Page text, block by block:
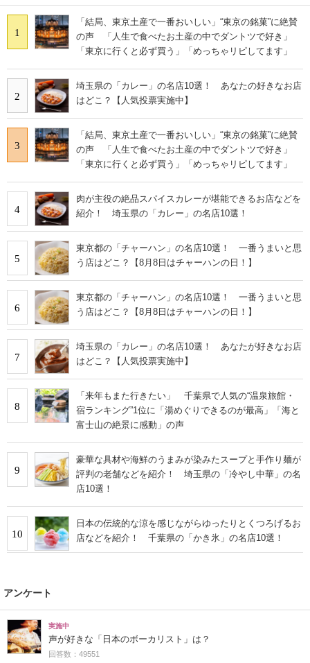
1
「結局、東京土産で一番おいしい」“東京の銘菓”に絶賛
の声 「人生で食べたお土産の中でダントツで好き」
「東京に行くと必ず買う」「めっちゃリピしてます」
2
埼玉県の「カレー」の名店10選！ あなたの好きなお店
はどこ？【人気投票実施中】
3
「結局、東京土産で一番おいしい」“東京の銘菓”に絶賛
の声 「人生で食べたお土産の中でダントツで好き」
「東京に行くと必ず買う」「めっちゃリピしてます」
4
肉が主役の絶品スパイスカレーが堪能できるお店などを
紹介！ 埼玉県の「カレー」の名店10選！
5
東京都の「チャーハン」の名店10選！ 一番うまいと思
う店はどこ？【8月8日はチャーハンの日！】
6
東京都の「チャーハン」の名店10選！ 一番うまいと思
う店はどこ？【8月8日はチャーハンの日！】
7
埼玉県の「カレー」の名店10選！ あなたが好きなお店
はどこ？【人気投票実施中】
8
「来年もまた行きたい」 千葉県で人気の“温泉旅館・
宿ランキング”1位に「湯めぐりできるのが最高」「海と
富士山の絶景に感動」の声
9
豪華な具材や海鮮のうまみが染みたスープと手作り麺が
評判の老舗などを紹介！ 埼玉県の「冷やし中華」の名
店10選！
10
日本の伝統的な涼を感じながらゆったりとくつろげるお
店などを紹介！ 千葉県の「かき氷」の名店10選！
アンケート
実施中
声が好きな「日本のボーカリスト」は？
回答数：49551